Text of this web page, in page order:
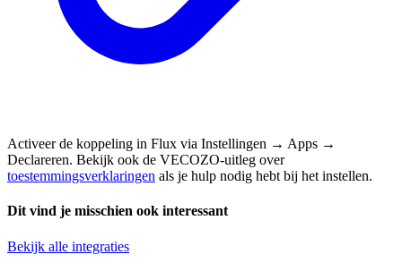
Activeer de koppeling in Flux via Instellingen → Apps →
Declareren. Bekijk ook de VECOZO-uitleg over
toestemmingsverklaringen als je hulp nodig hebt bij het instellen.
Dit vind je misschien ook interessant
Bekijk alle integraties